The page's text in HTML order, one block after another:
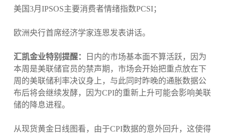
美国3月IPSOS主要消费者情绪指数PCSI；
欧洲央行首席经济学家连恩发表讲话。
汇凯金业特别提醒：
日内的市场基本面不算活跃，因为
本周是美联储官员的禁声期，市场会开始把重点放在下
周的美联储利率决议身上，与此同时昨晚的通胀数据公
布后将会继续发酵，因为CPI的重新上升可能会影响美联
储的降息进程。
从现货黄金日线图看，由于CPI数据的意外回升，这使得